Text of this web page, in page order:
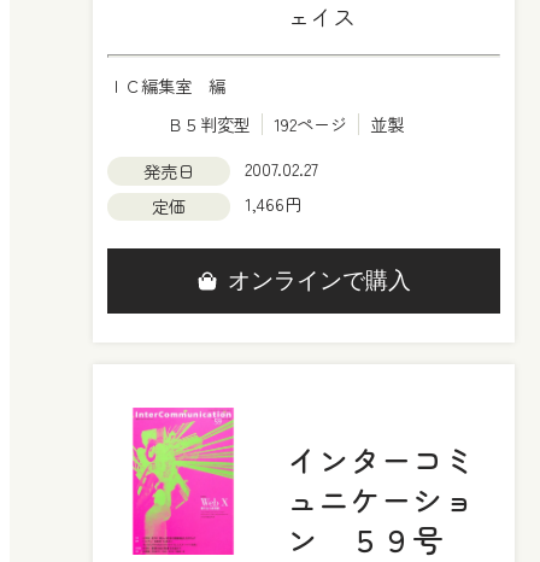
ェイス
ＩＣ編集室 編
Ｂ５判変型
192ページ
並製
発売日
2007.02.27
定価
1,466円
オンラインで購入
インターコミ
ュニケーショ
ン ５９号